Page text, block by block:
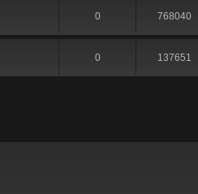
0 768040
0 137651